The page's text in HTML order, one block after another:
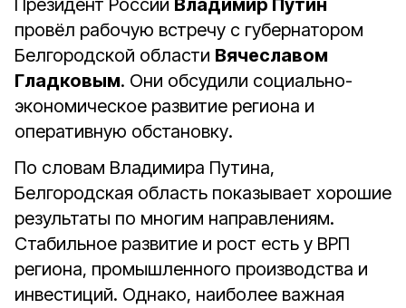
Президент России Владимир Путин
провёл рабочую встречу с губернатором
Белгородской области Вячеславом
Гладковым. Они обсудили социально-
экономическое развитие региона и
оперативную обстановку.
По словам Владимира Путина,
Белгородская область показывает хорошие
результаты по многим направлениям.
Стабильное развитие и рост есть у ВРП
региона, промышленного производства и
инвестиций. Однако, наиболее важная